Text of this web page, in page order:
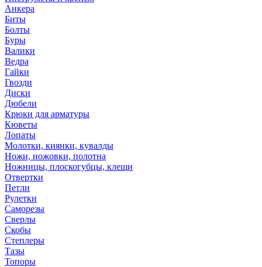
Анкера
Биты
Болты
Буры
Валики
Ведра
Гайки
Гвозди
Диски
Дюбели
Крюки для арматуры
Кюветы
Лопаты
Молотки, киянки, кувалды
Ножи, ножовки, полотна
Ножницы, плоскогубцы, клещи
Отвертки
Петли
Рулетки
Саморезы
Сверлы
Скобы
Степлеры
Тазы
Топоры